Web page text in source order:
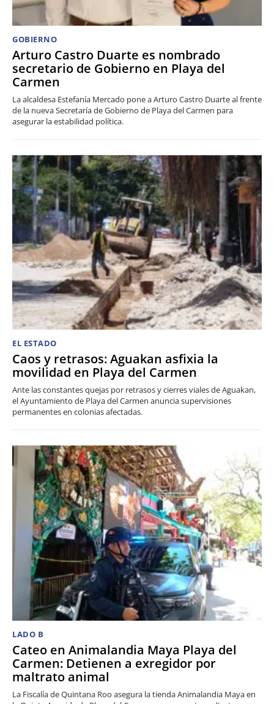
GOBIERNO
Arturo Castro Duarte es nombrado
secretario de Gobierno en Playa del
Carmen
La alcaldesa Estefanía Mercado pone a Arturo Castro Duarte al frente
de la nueva Secretaría de Gobierno de Playa del Carmen para
asegurar la estabilidad política.
EL ESTADO
Caos y retrasos: Aguakan asfixia la
movilidad en Playa del Carmen
Ante las constantes quejas por retrasos y cierres viales de Aguakan,
el Ayuntamiento de Playa del Carmen anuncia supervisiones
permanentes en colonias afectadas.
LADO B
Cateo en Animalandia Maya Playa del
Carmen: Detienen a exregidor por
maltrato animal
La Fiscalía de Quintana Roo asegura la tienda Animalandia Maya en